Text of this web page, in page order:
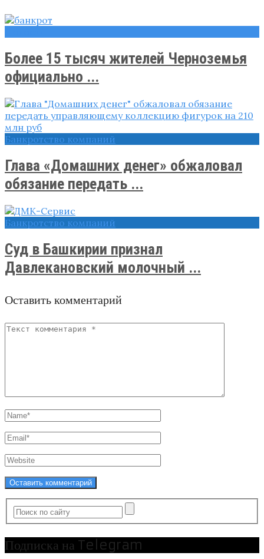
Более 15 тысяч жителей Черноземья
официально ...
Банкротство компаний
Глава «Домашних денег» обжаловал
обязание передать ...
Банкротство компаний
Суд в Башкирии признал
Давлекановский молочный ...
Оставить комментарий
Подписка на Telegram